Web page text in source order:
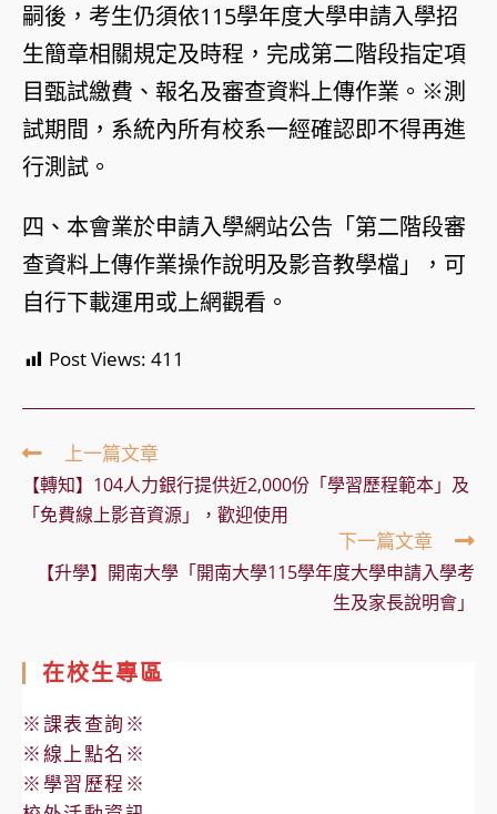
嗣後，考生仍須依115學年度大學申請入學招
生簡章相關規定及時程，完成第二階段指定項
目甄試繳費、報名及審查資料上傳作業。※測
試期間，系統內所有校系一經確認即不得再進
行測試。
四、本會業於申請入學網站公告「第二階段審
查資料上傳作業操作說明及影音教學檔」，可
自行下載運用或上網觀看。
Post Views: 411
Read
more
articles
上一篇文章
【轉知】104人力銀行提供近2,000份「學習歷程範本」及
「免費線上影音資源」，歡迎使用
下一篇文章
【升學】開南大學「開南大學115學年度大學申請入學考
生及家長說明會」
在校生專區
※課表查詢※
※線上點名※
※學習歷程※